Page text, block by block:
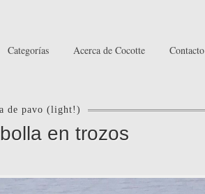
Categorías Acerca de Cocotte Contacto
de pavo (light!)
en trozos